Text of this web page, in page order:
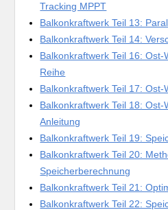
Tracking MPPT
Balkonkraftwerk Teil 13:
Balkonkraftwerk Teil 14:
Balkonkraftwerk Teil 16:
Reihe
Balkonkraftwerk Teil 17:
Balkonkraftwerk Teil 18: Ost-
Anleitung
Balkonkraftwerk Teil 19:
Balkonkraftwerk Teil 20:
Speicherberechnung
Balkonkraftwerk Teil 21:
Balkonkraftwerk Teil 22: